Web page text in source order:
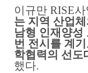
이규만 RISE
는 지역 산업
남형 인재양성
번 전시를 계
학협력의 선도
했다.